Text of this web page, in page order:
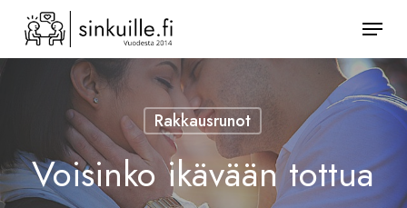
Skip
main
Rakkausrunot
Voisinko ikävään tottua
Sulje